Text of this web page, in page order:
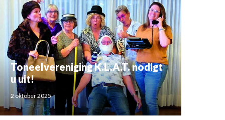
Toneelvereniging K.L.A.T. nodigt
u uit!
2 oktober 2025